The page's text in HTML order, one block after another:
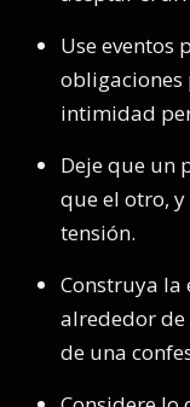
Use eventos
obligaciones
intimidad
Deje que un
que el otro,
tensión.
Construya la
alrededor
de una